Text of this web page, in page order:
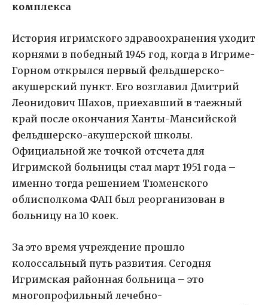
комплекса
История игримского здравоохранения уходит
корнями в победный 1945 год, когда в Игриме-
Горном открылся первый фельдшерско-
акушерский пункт. Его возглавил Дмитрий
Леонидович Шахов, приехавший в таежный
край после окончания Ханты-Мансийской
фельдшерско-акушерской школы.
Официальной же точкой отсчета для
Игримской больницы стал март 1951 года –
именно тогда решением Тюменского
облисполкома ФАП был реорганизован в
больницу на 10 коек.
За это время учреждение прошло
колоссальный путь развития. Сегодня
Игримская районная больница – это
многопрофильный лечебно-